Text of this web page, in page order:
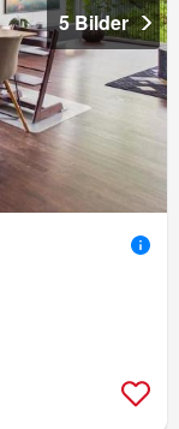
5 Bilder